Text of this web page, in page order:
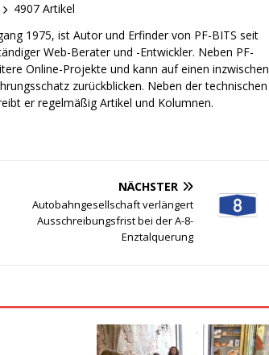
4907 Artikel
1975, ist Autor und Erfinder von PF-BITS seit
Web-Berater und -Entwickler. Neben PF-
Online-Projekte und kann auf einen inzwischen
zurückblicken. Neben der technischen
er regelmäßig Artikel und Kolumnen.
NÄCHSTER
Autobahngesellschaft verlängert
Ausschreibungsfrist bei der A-8-
Enztalquerung